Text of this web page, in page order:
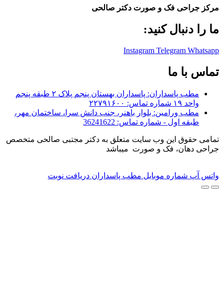
مرکز جراحی فک و صورت دکتر صالحی
ما را دنبال کنید:
Instagram Telegram Whatsapp
تماس با ما
مطب پاسداران: پاسداران بهستان پنجم پلاک ۲ طبقه پنجم
واحد ۱۹ شماره تماس: ۲۲۷۹۱۶۰۰
مطب ورامین: بلوار باهنر، جنب دانش سرا، ساختمان مهر،
طبقه اول - شماره تماس: 36241622
تمامی حقوق این وب سایت متعلق به دکتر مجتبی صالحی متخصص
جراحی دهان، فک و صورت میباشد
واتس آپ شماره موبایل مطب پاسداران دریافت نوبت